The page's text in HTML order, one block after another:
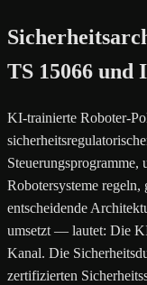
TS 15066 und
KI-trainierte Roboter-
Steuerungsprogramme,
Robotersysteme
entscheidende
umsetzt — lautet: Die
Kanal. Die
zertifizierten